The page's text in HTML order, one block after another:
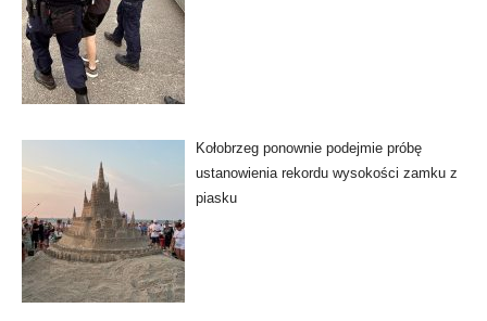
Kołobrzeg ponownie podejmie próbę
ustanowienia rekordu wysokości zamku z
piasku